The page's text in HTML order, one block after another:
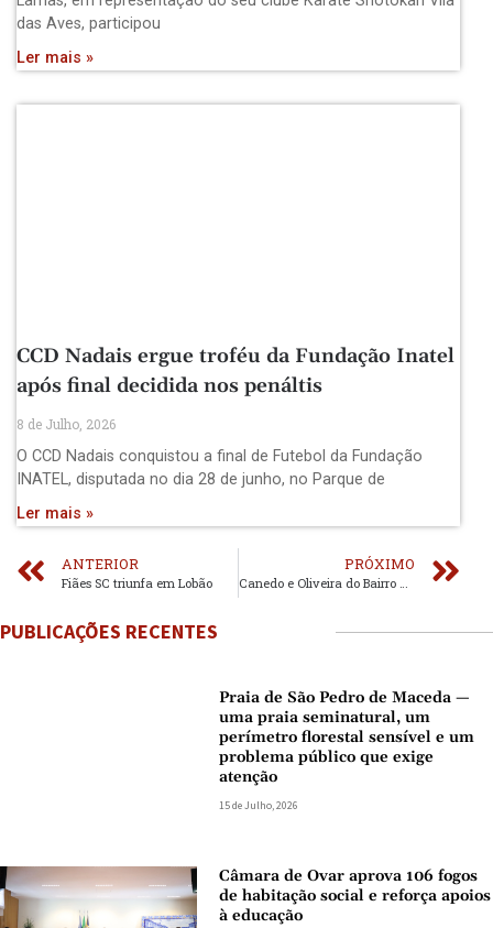
das Aves, participou
Ler mais »
CCD Nadais ergue troféu da Fundação Inatel
após final decidida nos penáltis
8 de Julho, 2026
O CCD Nadais conquistou a final de Futebol da Fundação
INATEL, disputada no dia 28 de junho, no Parque de
Ler mais »
ANTERIOR
Fiães SC triunfa em Lobão
PRÓXIMO
Canedo e Oliveira do Bairro dividem pontos
PUBLICAÇÕES RECENTES
Praia de São Pedro de Maceda —
uma praia seminatural, um
perímetro florestal sensível e um
problema público que exige
atenção
15 de Julho, 2026
Câmara de Ovar aprova 106 fogos
de habitação social e reforça apoios
à educação